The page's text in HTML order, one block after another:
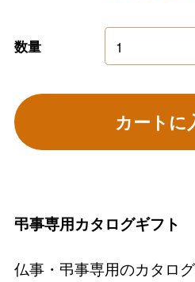
数量
カートに
弔事専用カタログギフト
仏事・弔事専用のカタロ